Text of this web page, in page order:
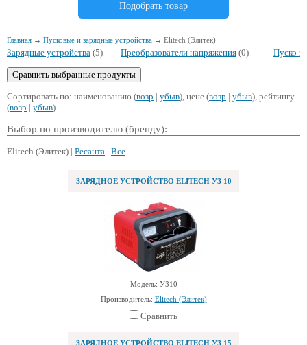
Подобрать товар
Главная → Пусковые и зарядные устройства → Elitech (Элитек)
Зарядные устройства (5) Преобразователи напряжения (0) Пуско-
Сортировать по: наименованию (возр | убыв), цене (возр | убыв), рейтингу
(возр | убыв)
Выбор по производителю (бренду):
Elitech (Элитек) | Ресанта | Все
ЗАРЯДНОЕ УСТРОЙСТВО ELITECH УЗ 10
Модель: УЗ10
Производитель: Elitech (Элитек)
Сравнить
ЗАРЯДНОЕ УСТРОЙСТВО ELITECH УЗ 15